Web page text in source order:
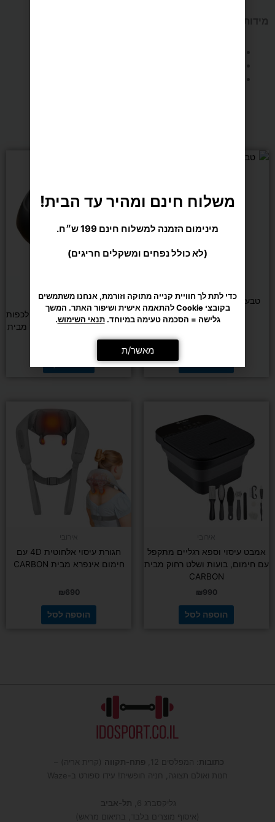
Agon
מידות בס"מ (היקף יד עליונה):
טבעת מעיכה לעיסוי וחיזוק כף
Lenwave
אירובי
מכשיר עיסוי רפלקסולוגי 3D לכפות
הרגליים בשיטת שיאצו עמוק מבית
אמבט עיסוי וספא רגליים מתקפל
עם חימום, בועות ושלט רחוק מבית
CARBON
₪990
הוספה לסל
חגורת עיסוי אלחוטית 4D עם
חימום אינפרא מבית CARBON
₪690
הוספה לסל
כתובות : המפלסים 12, פתח-תקווה (קרית אריה) –
חנות ואולם תצוגה, חניה חופשית! עידו ספורט ב-Waze
גליקסברג 6,
תל-אביב
(איסוף מוצרים בלבד, בתיאום מראש)
משלוח חינם ומהיר עד הבית!
מינימום הזמנה למשלוח חינם 199 ש״ח.
(לא כולל נפחים ומשקלים חריגים)
כדי לתת לך חוויית קנייה מתוקה וזורמת, אנחנו משתמשים
בקובצי Cookie להתאמה אישית ושיפור האתר. המשך
גלישה = הסכמה טעימה במיוחד.תנאי השימוש.
מאשר/ת